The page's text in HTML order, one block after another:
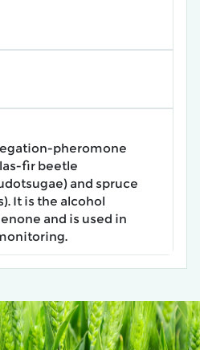
pheromone
fir beetle
and spruce
It is the alcohol
and is used in